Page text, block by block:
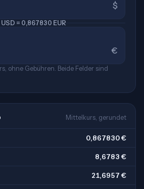
$
USD = 0,867830 EUR
€
ohne Gebühren. Beide Felder sind
Mittelkurs, gerundet
0,867830 €
8,6783 €
21,6957 €